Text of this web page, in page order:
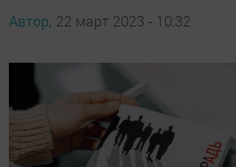
Автор, 22 март 2023 - 10:32